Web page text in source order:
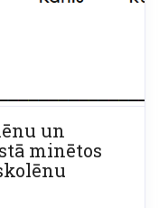
un
minētos